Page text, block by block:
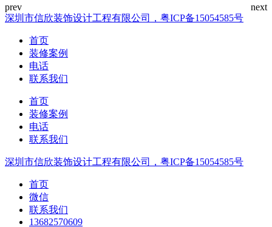
深圳市信欣装饰设计工程有限公司，粤ICP备15054585号
首页
装修案例
电话
联系我们
首页
装修案例
电话
联系我们
深圳市信欣装饰设计工程有限公司，粤ICP备15054585号
首页
微信
联系我们
13682570609